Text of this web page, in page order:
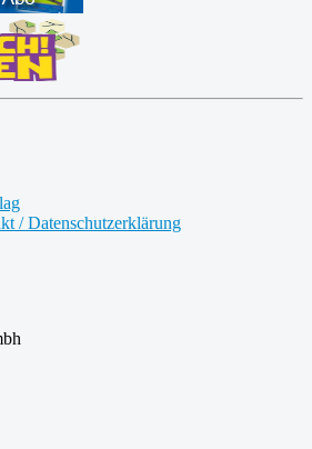
/ Datenschutzerklärung